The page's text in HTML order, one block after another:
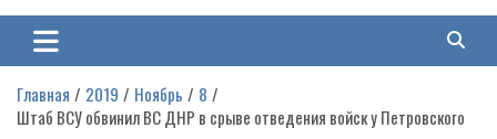
Главная 2019 Ноябрь
8
Штаб ВСУ обвинил ВС ДНР в срыве отведения войск у Петровского